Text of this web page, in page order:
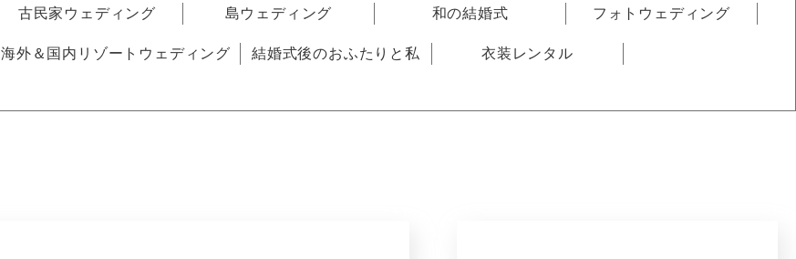
古民家ウェディング 島ウェディング 和の結婚式 フォトウェディング
海外＆国内リゾートウェディング 結婚式後のおふたりと私 衣装レンタル